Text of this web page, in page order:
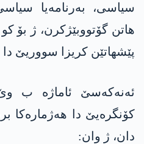
سیاسی، بەرنامەیا
ھاتن گۆتووبێژکرن، ژ بۆ
پێشھاتێن کریزا سووریێ
ئەنەکەسێ ئاماژە ب
کۆنگرەیێ دا ھەژمارەکا
دان، ژ وان: